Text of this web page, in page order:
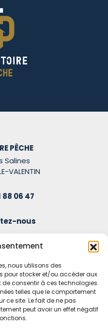
nous utilisons des
pour stocker et/ou accéder aux
consentir à ces technologies
telles que le comportement
ce site. Le fait de ne pas
peut avoir un effet négatif
PÊCHE
Salines
VALENTIN
88 06 47
nous
LES JOURS
horaires